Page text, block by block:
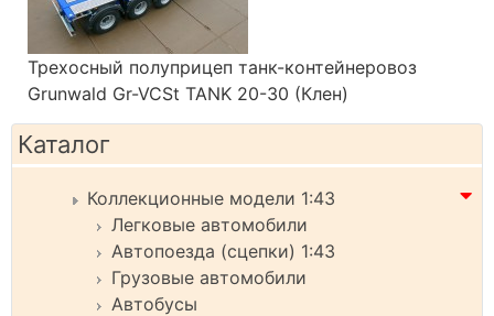
Трехосный полуприцеп танк-контейнеровоз
Grunwald Gr-VCSt TANK 20-30 (Клен)
Каталог
Коллекционные модели 1:43
Легковые автомобили
Автопоезда (сцепки) 1:43
Грузовые автомобили
Автобусы